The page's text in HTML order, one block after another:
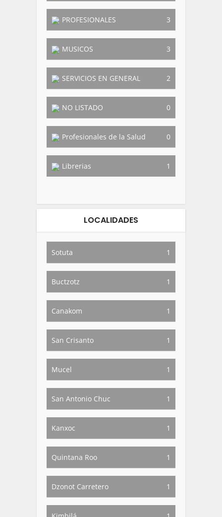
PROFESIONALES 3
MUSICOS 3
SERVICIOS EN GENERAL 2
NO LISTADO 0
Profesionales de la Salud 0
Librerias 1
LOCALIDADES
Sotuta 1
Buctzotz 1
Canakom 1
San Crisanto 1
Mucel 1
San Antonio Chuc 1
Kanxoc 1
Quintana Roo 1
Dzonot Carretero 1